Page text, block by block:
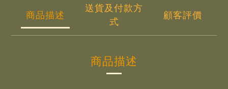
商品描述
送貨及付款方
式
顧客評價
商品描述